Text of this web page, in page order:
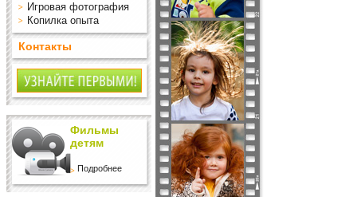
Игровая фотография
Копилка опыта
Контакты
Фильмы
детям
Подробнее